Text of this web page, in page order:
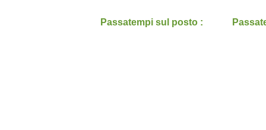
Passatempi sul posto :